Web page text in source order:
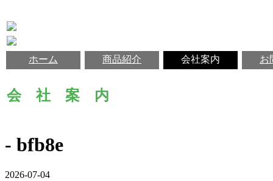
ホーム 商品紹介 会社案内 お
会 社 案 内
- bfb8e
2026-07-04